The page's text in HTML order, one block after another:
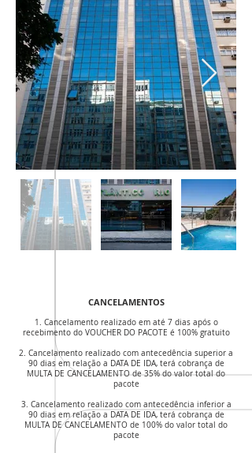
1. Cancelamento realizado em até 7 dias após o
recebimento do VOUCHER DO PACOTE é 100% gratuito
2. Cancelamento realizado com antecedência superior a
90 dias em relação a DATA DE IDA, terá cobrança de
MULTA DE CANCELAMENTO de 35% do valor total do
pacote
3. Cancelamento realizado com antecedência inferior a
90 dias em relação a DATA DE IDA, terá cobrança de
MULTA DE CANCELAMENTO de 100% do valor total do
pacote
CANCELAMENTOS